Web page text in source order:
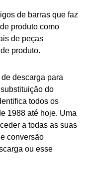
de barras que faz
produto como
de peças
produto.
descarga para
do
todos os
1988 até hoje. Uma
a todas as suas
conversão
ou esse